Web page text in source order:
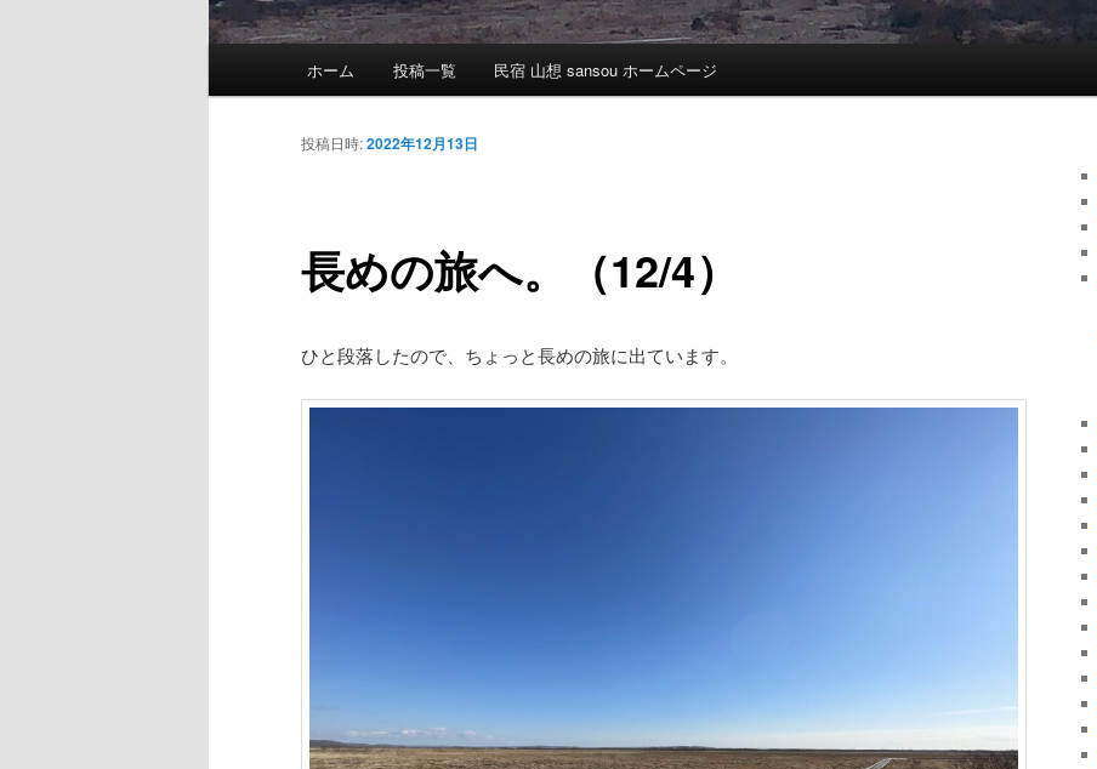
メ
イ
コ
テ
ホーム 投稿一覧 民宿 山想 sansou ホームページ
長めの旅へ。（12/4）
投稿日時:2022年12月13日
ひと段落したので、ちょっと長めの旅に出ています。